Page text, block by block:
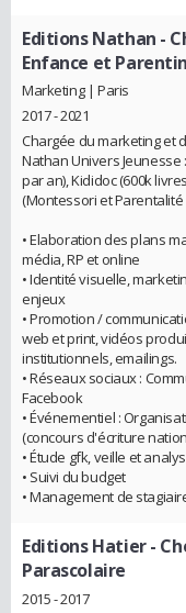
Editions Nathan -
Enfance et
Marketing | Paris
2017 - 2021
Chargée du marketing et
Nathan Univers Jeunesse
par an), Kididoc (600k
(Montessori et Parentalité
• Elaboration des plans
média, RP et online
• Identité visuelle,
enjeux
• Promotion /
web et print, vidéos
institutionnels, emailings.
• Réseaux sociaux :
Facebook
• Événementiel :
(concours d'écriture
• Étude gfk, veille et
• Suivi du budget
• Management de
Editions Hatier-
Parascolaire
2015 - 2017